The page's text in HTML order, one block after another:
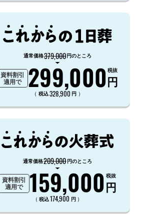
通常価格379,000円のところ
資料割引
適用で
299,000円
税抜
（ 税込328,900 円 ）
通常価格209,000円のところ
資料割引
適用で
159,000円
税抜
（ 税込174,900 円 ）